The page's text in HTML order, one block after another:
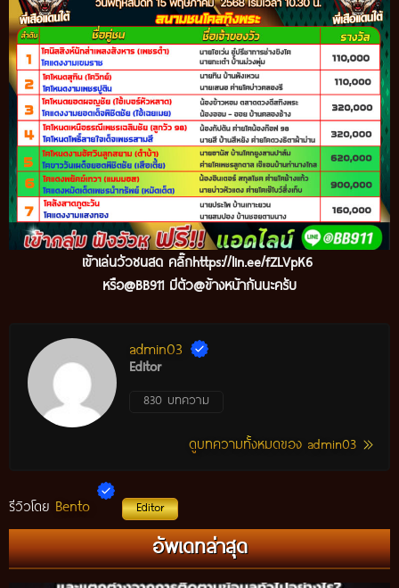
เข้าเล่นวัวชนสด คลิ๊กhttps://lin.ee/fZLVpK6
หรือ@BB911 มีตัว@ข้างหน้ากันนะครับ
admin03
Editor
830 บทความ
ดูบทความทั้งหมดของ admin03
รีวิวโดย Bento Editor
อัพเดทล่าสุด